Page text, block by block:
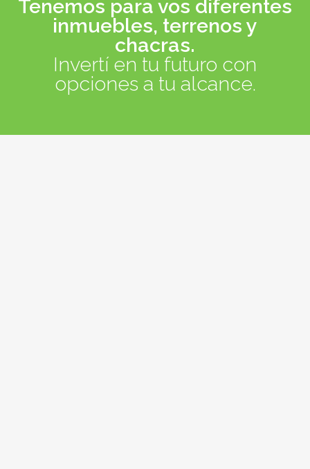
Tenemos para vos diferentes
inmuebles, terrenos y
chacras.
Invertí en tu futuro con
opciones a tu alcance.